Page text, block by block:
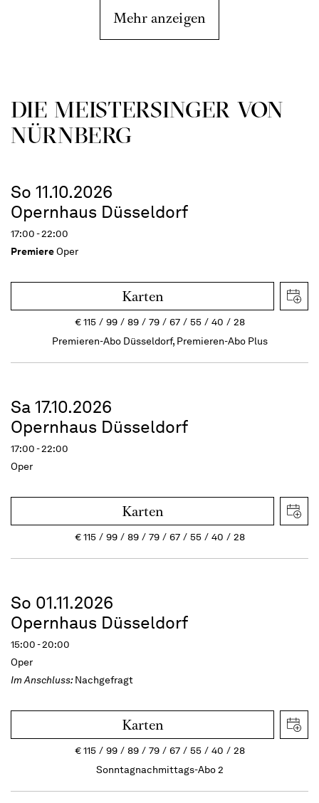
Mehr anzeigen
DIE MEISTERSINGER VON
NÜRNBERG
So 11.10.2026
Opernhaus Düsseldorf
17:00 - 22:00
PremiereOper
Karten
€115 99 89 79 67 55 40
28
Premieren-Abo Düsseldorf, Premieren-Abo Plus
Sa 17.10.2026
Opernhaus Düsseldorf
17:00 - 22:00
Oper
Karten
€115 99 89 79 67 55 40 28
So 01.11.2026
Opernhaus Düsseldorf
15:00 - 20:00
Oper
Im Anschluss:Nachgefragt
Karten
€115 99 89 79 67 55 40
28
Sonntagnachmittags-Abo 2